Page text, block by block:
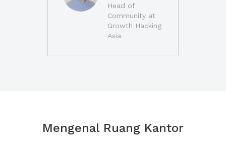
Head of
Community at
Growth Hacking
Asia
Mengenal Ruang Kantor